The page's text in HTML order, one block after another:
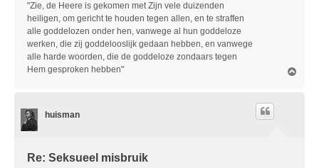
t
"Zie, de Heere is gekomen met Zijn vele duizenden
heiligen, om gericht te houden tegen allen, en te straffen
alle goddelozen onder hen, vanwege al hun goddeloze
werken, die zij goddelooslijk gedaan hebben, en vanwege
alle harde woorden, die de goddeloze zondaars tegen
Hem gesproken hebben"
huisman
Re: Seksueel misbruik